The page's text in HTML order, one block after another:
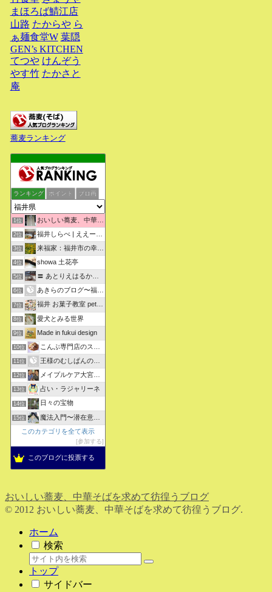
まほろば鯖江店
山路 たからや ら
ぁ麺食堂W 葉隠
GEN’s KITCHEN
てつや けんぞう
やす竹 たかさと
庵
蕎麦ランキング
ランキング ポイント ブロ画
1位 おいしい蕎麦、中華そばを求めて彷徨うブログ
2位 福井しらべ | ええーっ！？そうなんや！知らんかったわ。
3位 来福家：福井市の幸せリフォーム物語
4位 showa 土花亭
5位 〓 あとりえはるかの日々悠悠 〓
6位 あきらのブログ〜福井県より〜
7位 福井 お菓子教室 petit sugarland
8位 愛犬とみる世界
9位 Made in fukui design
10位 こんぶ専門店のスタッフ日記
11位 王様のむしぱんのブログ
12位 メイプルケア大宮デイサービス
13位 占い・ラジャリーネ
14位 日々の宝物
15位
魔法入門〜潜在意識〜真を見抜く秘法〜
このカテゴリを全て表示
参加する
このブログに投票する
おいしい蕎麦、中華そばを求めて彷徨うブログ
© 2012 おいしい蕎麦、中華そばを求めて彷徨うブログ.
ホーム
検索
トップ
サイドバー